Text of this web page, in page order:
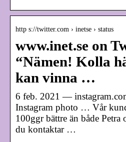
http s://twitter.com › inetse › status
www.inet.se on
“Nämen! Kolla
kan vinna …
6 feb. 2021 —
Instagram photo … Vår
100ggr bättre än både Petra
du kontaktar …